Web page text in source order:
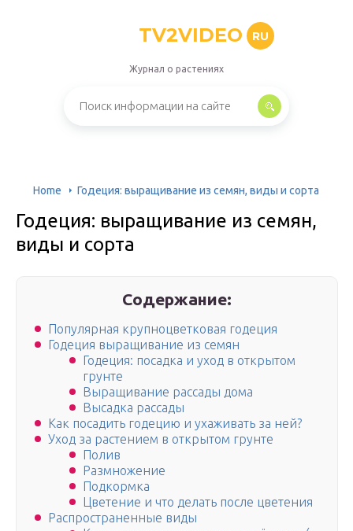
TV2VIDEO RU
Журнал о растениях
Home Годеция: выращивание из семян, виды и сорта
Годеция: выращивание из семян,
виды и сорта
Содержание:
Популярная крупноцветковая годеция
Годеция выращивание из семян
Годеция: посадка и уход в открытом
грунте
Выращивание рассады дома
Высадка рассады
Как посадить годецию и ухаживать за ней?
Уход за растением в открытом грунте
Полив
Размножение
Подкормка
Цветение и что делать после цветения
Распространенные виды